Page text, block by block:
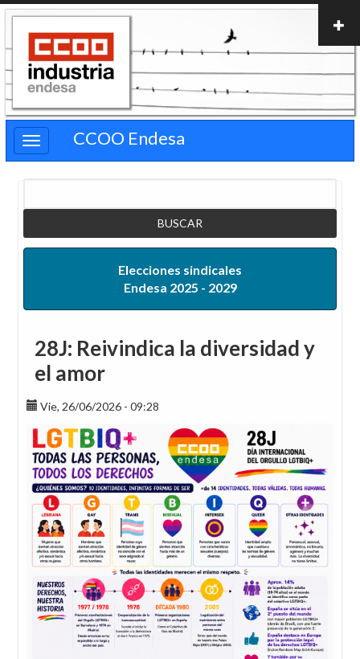
Pasar
contenido
principal
CCOO Endesa
Elecciones sindicales
Endesa 2025 - 2029
28J: Reivindica la diversidad y
el amor
Vie, 26/06/2026 - 09:28